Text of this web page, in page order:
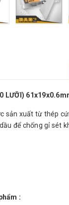
LƯỠI)
sản xuất từ thép
để chống gỉ sét
: